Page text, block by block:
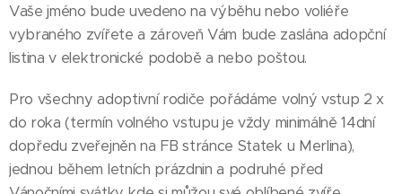
Vaše jméno bude uvedeno na výběhu nebo voliéře
vybraného zvířete a zároveň Vám bude zaslána adopční
listina v elektronické podobě a nebo poštou.
Pro všechny adoptivní rodiče pořádáme volný vstup 2 x
do roka (termín volného vstupu je vždy minimálně 14dní
dopředu zveřejněn na FB stránce Statek u Merlina),
jednou během letních prázdnin a podruhé před